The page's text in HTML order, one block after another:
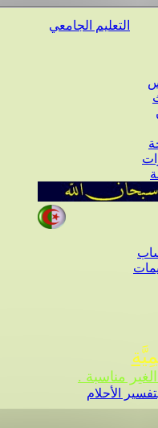
التعليم الجامعي
مناسبة .
الأحلام